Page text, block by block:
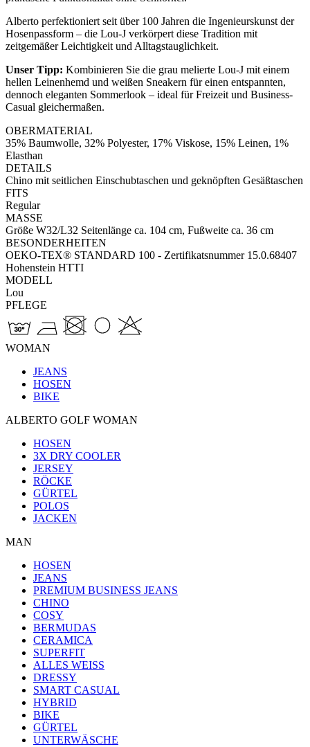
Alberto perfektioniert seit über 100 Jahren die Ingenieurskunst der
Hosenpassform – die Lou-J verkörpert diese Tradition mit
zeitgemäßer Leichtigkeit und Alltagstauglichkeit.
Unser Tipp: Kombinieren Sie die grau melierte Lou-J mit einem
hellen Leinenhemd und weißen Sneakern für einen entspannten,
dennoch eleganten Sommerlook – ideal für Freizeit und Business-
Casual gleichermaßen.
OBERMATERIAL
35% Baumwolle, 32% Polyester, 17% Viskose, 15% Leinen, 1%
Elasthan
DETAILS
Chino mit seitlichen Einschubtaschen und geknöpften Gesäßtaschen
FITS
Regular
MASSE
Größe W32/L32 Seitenlänge ca. 104 cm, Fußweite ca. 36 cm
BESONDERHEITEN
OEKO-TEX® STANDARD 100 - Zertifikatsnummer 15.0.68407
Hohenstein HTTI
MODELL
Lou
PFLEGE
WOMAN
JEANS
HOSEN
BIKE
ALBERTO GOLF WOMAN
HOSEN
3X DRY COOLER
JERSEY
RÖCKE
GÜRTEL
POLOS
JACKEN
MAN
HOSEN
JEANS
PREMIUM BUSINESS JEANS
CHINO
COSY
BERMUDAS
CERAMICA
SUPERFIT
ALLES WEISS
DRESSY
SMART CASUAL
HYBRID
BIKE
GÜRTEL
UNTERWÄSCHE